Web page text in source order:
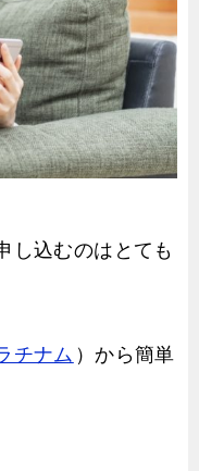
し込むのはとても
チナム ）から簡単